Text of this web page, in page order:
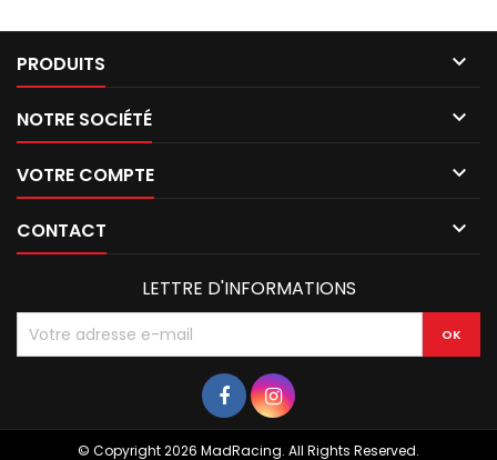
PRODUITS 
NOTRE SOCIÉTÉ 
VOTRE COMPTE 
CONTACT 
LETTRE D'INFORMATIONS
© Copyright 2026 MadRacing. All Rights Reserved.